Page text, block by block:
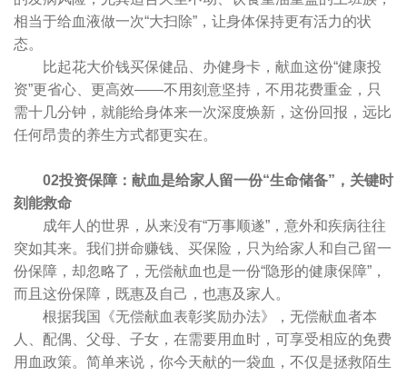
相当于给血液做一次“大扫除”，让身体保持更有活力的状
态。
比起花大价钱买保健品、办健身卡，献血这份“健康投
资”更省心、更高效——不用刻意坚持，不用花费重金，只
需十几分钟，就能给身体来一次深度焕新，这份回报，远比
任何昂贵的养生方式都更实在。
02投资保障：献血是给家人留一份“生命储备”，关键时
刻能救命
成年人的世界，从来没有“万事顺遂”，意外和疾病往往
突如其来。我们拼命赚钱、买保险，只为给家人和自己留一
份保障，却忽略了，无偿献血也是一份“隐形的健康保障”，
而且这份保障，既惠及自己，也惠及家人。
根据我国《无偿献血表彰奖励办法》，无偿献血者本
人、配偶、父母、子女，在需要用血时，可享受相应的免费
用血政策。简单来说，你今天献的一袋血，不仅是拯救陌生